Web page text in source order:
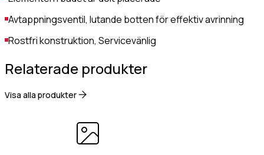
Avtappningsventil, lutande botten för effektiv avrinning
Rostfri konstruktion, Servicevänlig
Relaterade produkter
Visa alla produkter
Tekniks